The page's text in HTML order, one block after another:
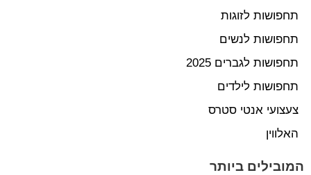
תחפושות לזוגות
תחפושות לנשים
תחפושות לגברים 2025
תחפושות לילדים
צעצועי אנטי סטרס
האלווין
המובילים ביותר